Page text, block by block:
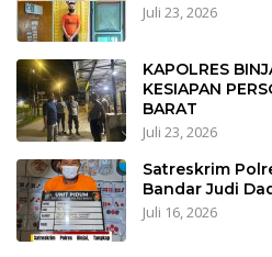
Juli 23, 2026
KAPOLRES
KESIAPAN
BARAT
Juli 23, 2026
Satreskrim
Bandar Judi
Juli 16, 2026